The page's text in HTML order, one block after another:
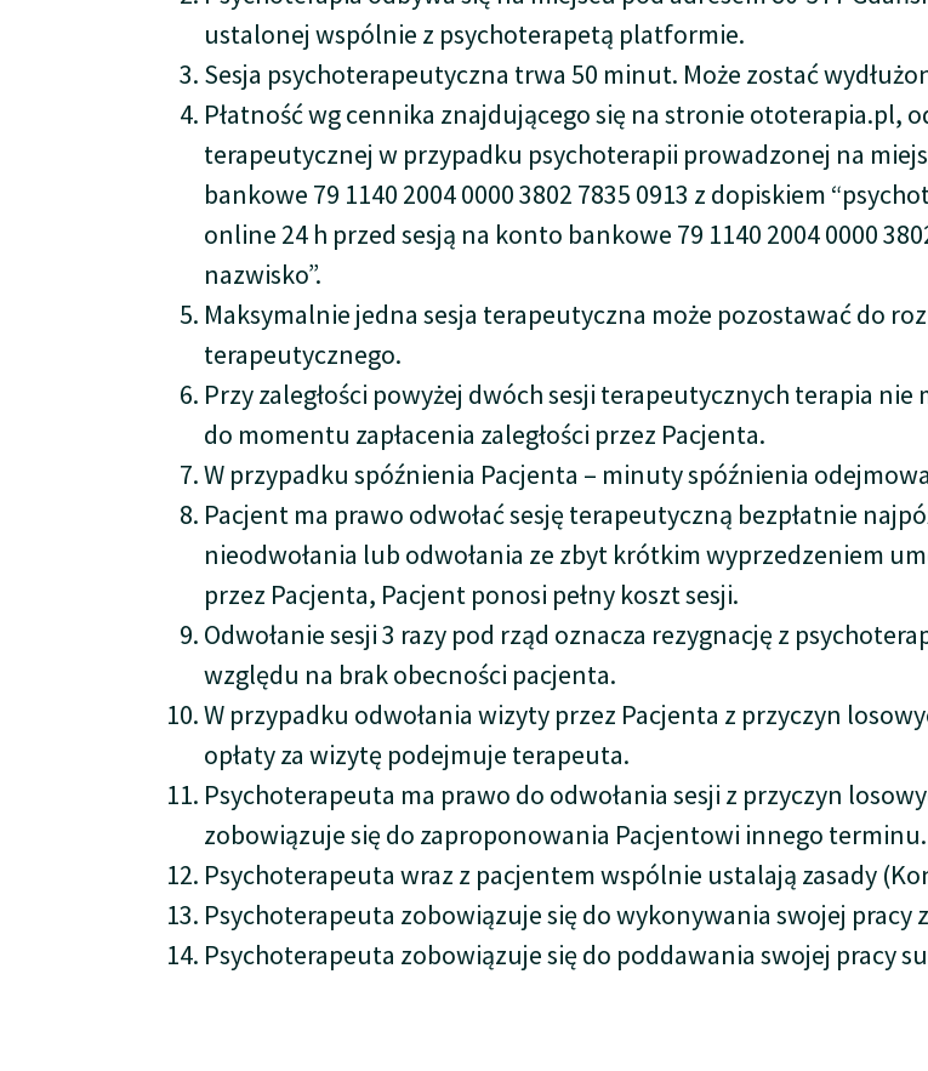
ustalonej wspólnie z psychoterapetą platformie.
Sesja psychoterapeutyczna trwa 50 minut. Może zostać
Płatność wg cennika znajdującego się na stronie ototerapia.pl,
terapeutycznej w przypadku psychoterapii prowadzonej na
bankowe 79 1140 2004 0000 3802 7835 0913 z dopiskiem
online 24 h przed sesją na konto bankowe 79 1140 2004 0000
nazwisko”.
Maksymalnie jedna sesja terapeutyczna może pozostawać do
terapeutycznego.
Przy zaległości powyżej dwóch sesji terapeutycznych terapia
do momentu zapłacenia zaległości przez Pacjenta.
W przypadku spóźnienia Pacjenta – minuty spóźnienia
Pacjent ma prawo odwołać sesję terapeutyczną bezpłatnie
nieodwołania lub odwołania ze zbyt krótkim wyprzedzeniem
przez Pacjenta, Pacjent ponosi pełny koszt sesji.
Odwołanie sesji 3 razy pod rząd oznacza rezygnację z
względu na brak obecności pacjenta.
W przypadku odwołania wizyty przez Pacjenta z przyczyn
opłaty za wizytę podejmuje terapeuta.
Psychoterapeuta ma prawo do odwołania sesji z przyczyn
zobowiązuje się do zaproponowania Pacjentowi innego terminu.
Psychoterapeuta wraz z pacjentem wspólnie ustalają zasady
Psychoterapeuta zobowiązuje się do wykonywania swojej pracy
Psychoterapeuta zobowiązuje się do poddawania swojej pracy